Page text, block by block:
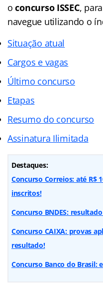
o concurso ISSEC,
navegue utilizando o
Situação atual
Cargos e vagas
Último concurso
Etapas
Resumo do concurso
Assinatura Ilimitada
Destaques:
Concurso Correios: até R$
inscritos!
Concurso BNDES:
Concurso CAIXA: provas
resultado!
Concurso Banco do Brasil: